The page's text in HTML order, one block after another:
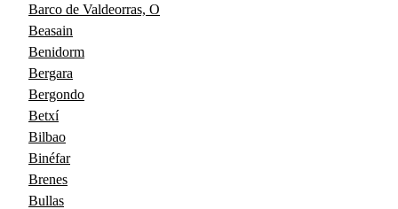
Barco de Valdeorras, O
Beasain
Benidorm
Bergara
Bergondo
Betxí
Bilbao
Binéfar
Brenes
Bullas